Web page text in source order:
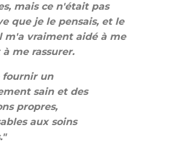
mais ce n'était pas
que je le pensais, et le
m'a vraiment aidé à me
me rassurer.
fournir un
sain et des
propres,
aux soins